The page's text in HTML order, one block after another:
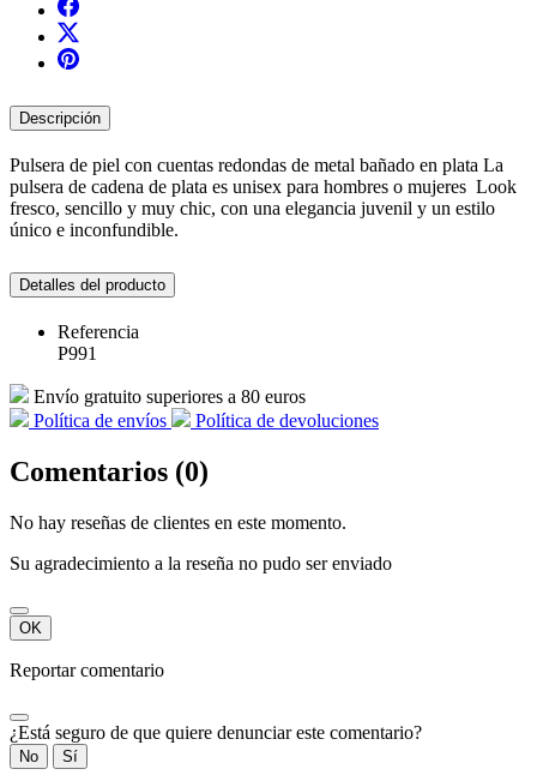
Descripción
Pulsera de piel con cuentas redondas de metal bañado en plata La
pulsera de cadena de plata es unisex para hombres o mujeres Look
fresco, sencillo y muy chic, con una elegancia juvenil y un estilo
único e inconfundible.
Detalles del producto
Referencia
P991
Envío gratuito superiores a 80 euros
Política de envíos
Política de devoluciones
Comentarios (0)
No hay reseñas de clientes en este momento.
Su agradecimiento a la reseña no pudo ser enviado
OK
Reportar comentario
¿Está seguro de que quiere denunciar este comentario?
No Sí